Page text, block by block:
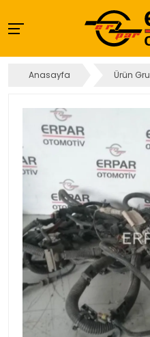
Anasayfa Ürün